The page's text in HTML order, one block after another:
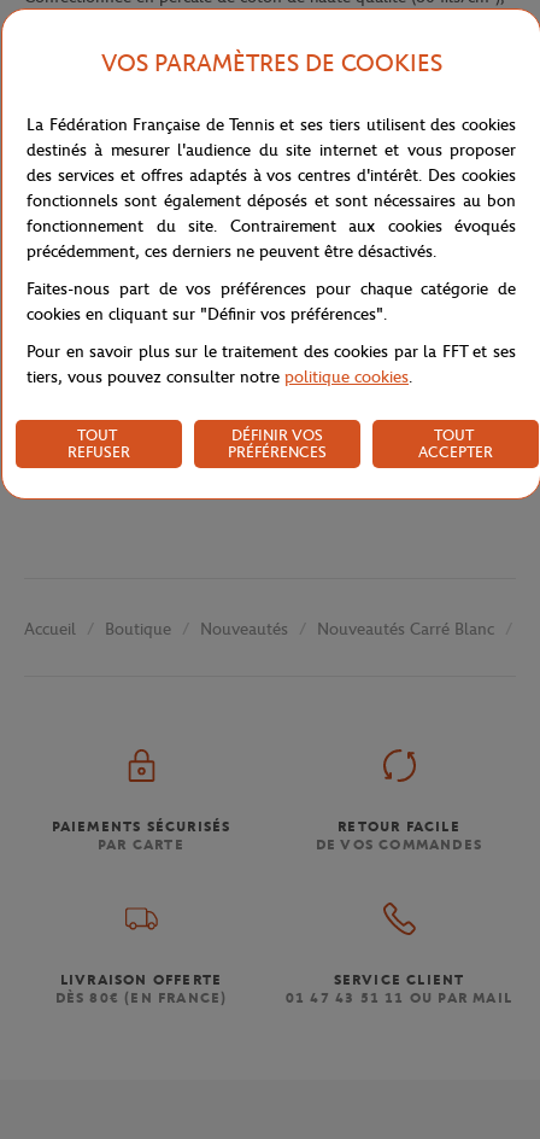
paisibles. Son design minimaliste et contemporain met à l’honneur
la teinte iconique terre battue, sublimée par un logo Roland-
Un passepoil plat contrasté ivoire encadre élégamment la housse,
ajoutant une finition sophistiquée et structurée. Ce modèle uni, à
la fois sobre et graphique, s’intègre facilement dans tous les styles
d’intérieur tout en évoquant l’esprit du célèbre tournoi.
Référence :CLGU0426-TBA-2624
Caractéristiques
Livraison et retours
Accueil Boutique Nouveautés Nouveautés Carré Blanc
PAIEMENTS SÉCURISÉS
PAR CARTE
RETOUR FACILE
DE VOS COMMANDES
LIVRAISON OFFERTE
DÈS 80€ (EN FRANCE)
SERVICE CLIENT
01 47 43 51 11 OU PAR MAIL
VOS PARAMÈTRES DE COOKIES
La Fédération Française de Tennis et ses tiers utilisent des cookies
destinés à mesurer l'audience du site internet et vous proposer
des services et offres adaptés à vos centres d'intérêt. Des cookies
fonctionnels sont également déposés et sont nécessaires au bon
fonctionnement du site. Contrairement aux cookies évoqués
précédemment, ces derniers ne peuvent être désactivés.
Faites-nous part de vos préférences pour chaque catégorie de
cookies en cliquant sur "Définir vos préférences".
Pour en savoir plus sur le traitement des cookies par la FFT et ses
tiers, vous pouvez consulter notre politique cookies.
TOUT
REFUSER
DÉFINIR VOS
PRÉFÉRENCES
TOUT
ACCEPTER